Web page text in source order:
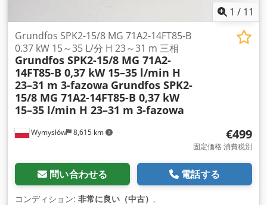
1 / 11
Wymysłów 8,615 km
Grundfos SPK2-15/8 MG 71A2-14FT85-B
0.37 kW 15～35 L/分 H 23～31 m 三相
Grundfos SPK2-15/8 MG 71A2-
14FT85-B 0,37 kW 15–35 l/min H
23–31 m 3-fazowa Grundfos SPK2-
15/8 MG 71A2-14FT85-B 0,37 kW
15–35 l/min H 23–31 m 3-fazowa
€499
固定価格 消費税別
問い合わせる 電話する
コンディション: 非常に良い（中古） ,